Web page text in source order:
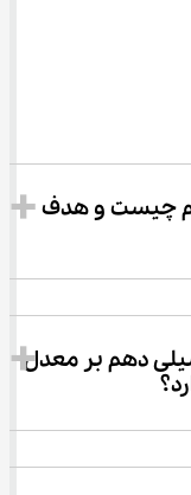
چیست و هدف
دهم بر معدل